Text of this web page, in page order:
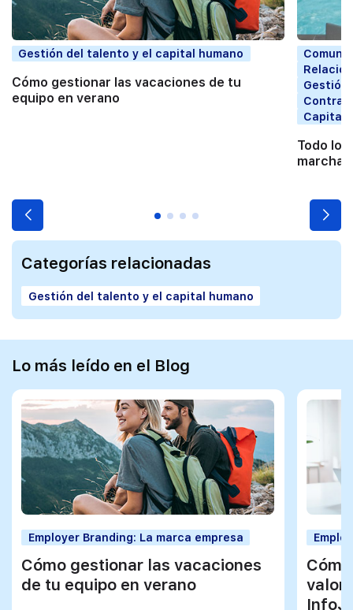
Gestión del talento y el capital humano
Cómo gestionar las vacaciones de tu
equipo en verano
Gestión
Capital
Todo lo
Categorías relacionadas
Gestión del talento y el capital humano
Lo más leído en el Blog
Employer Branding: La marca empresa
Cómo gestionar las vacaciones
de tu equipo en verano